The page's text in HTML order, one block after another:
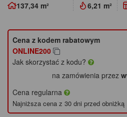
137,34 m² 6,21 m²
Cena z kodem rabatowym
ONLINE200
Jak skorzystać z kodu?
na zamówienia przez
Cena regularna
Najniższa cena z 30 dni przed obniżką